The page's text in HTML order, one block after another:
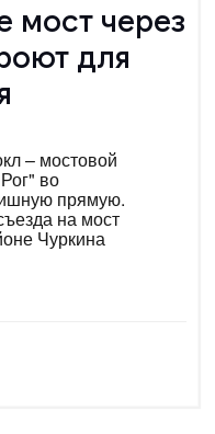
мост через
для
– мостовой
во
прямую.
на мост
Чуркина